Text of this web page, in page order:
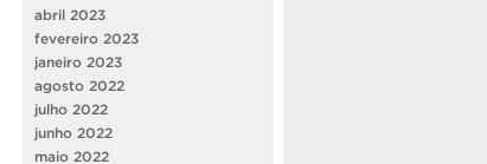
abril 2023
fevereiro 2023
janeiro 2023
agosto 2022
julho 2022
junho 2022
maio 2022